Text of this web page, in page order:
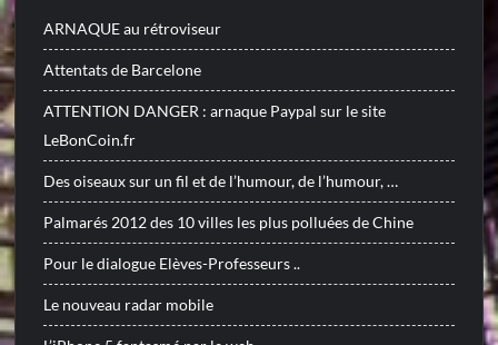
ARNAQUE au rétroviseur
Attentats de Barcelone
ATTENTION DANGER : arnaque Paypal sur le site
LeBonCoin.fr
Des oiseaux sur un fil et de l’humour, de l’humour, …
Palmarés 2012 des 10 villes les plus polluées de Chine
Pour le dialogue Elèves-Professeurs ..
Le nouveau radar mobile